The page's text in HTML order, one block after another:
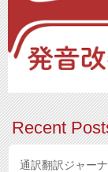
Recent
通訳翻訳ジャー